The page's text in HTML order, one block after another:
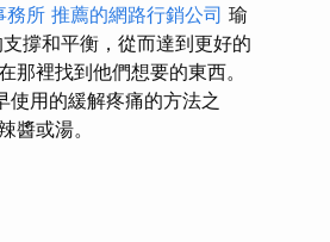
務所 推薦的網路行銷公司 瑜
撐和平衡，從而達到更好的
裡找到他們想要的東西。
用的緩解疼痛的方法之
醬或湯。